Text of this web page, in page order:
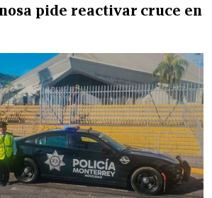
pide reactivar cruce en